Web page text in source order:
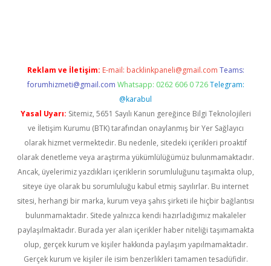
Reklam ve İletişim: E-mail: backlinkpaneli@gmail.com Teams:
forumhizmeti@gmail.com Whatsapp: 0262 606 0 726 Telegram:
@karabul
Yasal Uyarı: Sitemiz, 5651 Sayılı Kanun gereğince Bilgi Teknolojileri
ve İletişim Kurumu (BTK) tarafından onaylanmış bir Yer Sağlayıcı
olarak hizmet vermektedir. Bu nedenle, sitedeki içerikleri proaktif
olarak denetleme veya araştırma yükümlülüğümüz bulunmamaktadır.
Ancak, üyelerimiz yazdıkları içeriklerin sorumluluğunu taşımakta olup,
siteye üye olarak bu sorumluluğu kabul etmiş sayılırlar. Bu internet
sitesi, herhangi bir marka, kurum veya şahıs şirketi ile hiçbir bağlantısı
bulunmamaktadır. Sitede yalnızca kendi hazırladığımız makaleler
paylaşılmaktadır. Burada yer alan içerikler haber niteliği taşımamakta
olup, gerçek kurum ve kişiler hakkında paylaşım yapılmamaktadır.
Gerçek kurum ve kişiler ile isim benzerlikleri tamamen tesadüfidir.